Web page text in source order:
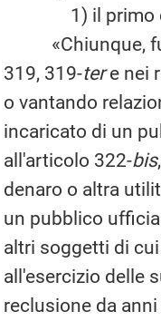
1) il primo
«Chiunque,
319, 319-tere nei
o vantando
incaricato di un
all'articolo 322-bis
denaro o altra
un pubblico
altri soggetti di
all'esercizio delle
reclusione da